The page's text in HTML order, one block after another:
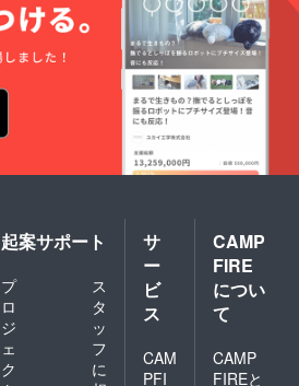
起案サポート
プ
ロ
ジ
ェ
ク
ス
タ
ッ
フ
に
サ
ー
ビ
ス
CAM
PFI
CAMP
FIRE
につい
て
CAMP
FIREと